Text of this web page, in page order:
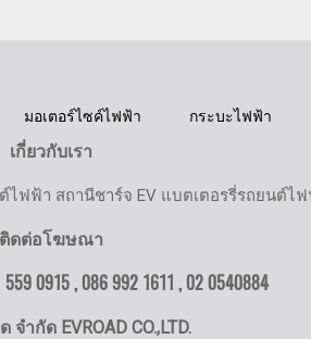
มอเตอร์ไซค์ไฟฟ้า กระบะไฟฟ้า
เกี่ยวกับเรา
ไฟฟ้า สถานีชาร์จ EV แบตเตอรรี่รถยนต์ไ
ติดต่อโฆษณา
0915 , 086 992 1611 ,02 0540884
ำกัด EVROAD CO.,LTD.